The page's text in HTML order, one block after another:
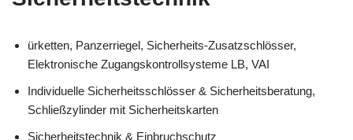
ürketten, Panzerriegel, Sicherheits-Zusatzschlösser,
Elektronische Zugangskontrollsysteme LB, VAI
Individuelle Sicherheitsschlösser & Sicherheitsberatung,
Schließzylinder mit Sicherheitskarten
Sicherheitstechnik & Einbruchschutz